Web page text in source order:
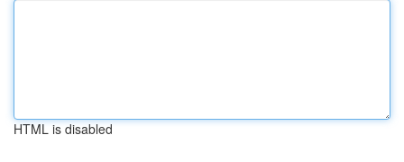
HTML is disabled